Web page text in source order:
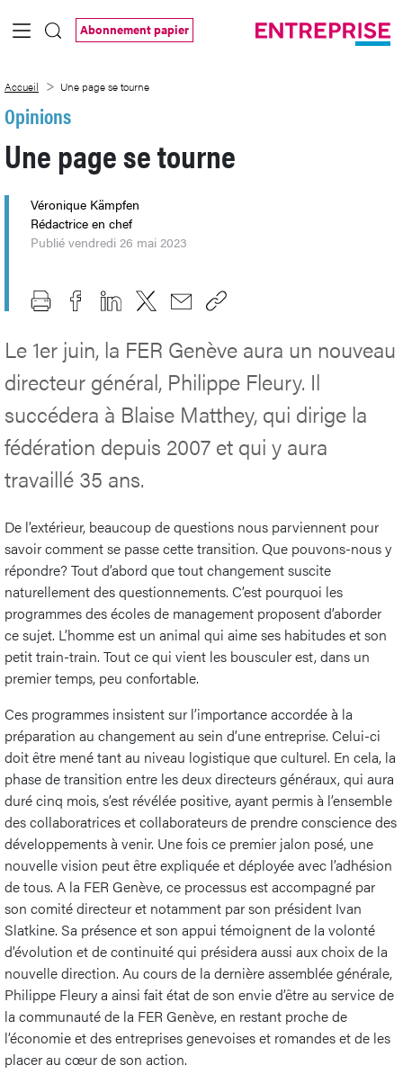
Saut au contenu principal
Abonnement papier
Accueil Une page se tourne
Opinions
Une page se tourne
Véronique Kämpfen
Rédactrice en chef
Publié vendredi 26 mai 2023
Le 1er juin, la FER Genève aura un nouveau
directeur général, Philippe Fleury. Il
succédera à Blaise Matthey, qui dirige la
fédération depuis 2007 et qui y aura
travaillé 35 ans.
De l’extérieur, beaucoup de questions nous parviennent pour
savoir comment se passe cette transition. Que pouvons-nous y
répondre? Tout d’abord que tout changement suscite
naturellement des questionnements. C’est pourquoi les
programmes des écoles de management proposent d’aborder
ce sujet. L’homme est un animal qui aime ses habitudes et son
petit train-train. Tout ce qui vient les bousculer est, dans un
premier temps, peu confortable.
Ces programmes insistent sur l’importance accordée à la
préparation au changement au sein d’une entreprise. Celui-ci
doit être mené tant au niveau logistique que culturel. En cela, la
phase de transition entre les deux directeurs généraux, qui aura
duré cinq mois, s’est révélée positive, ayant permis à l’ensemble
des collaboratrices et collaborateurs de prendre conscience des
développements à venir. Une fois ce premier jalon posé, une
nouvelle vision peut être expliquée et déployée avec l’adhésion
de tous. A la FER Genève, ce processus est accompagné par
son comité directeur et notamment par son président Ivan
Slatkine. Sa présence et son appui témoignent de la volonté
d’évolution et de continuité qui présidera aussi aux choix de la
nouvelle direction. Au cours de la dernière assemblée générale,
Philippe Fleury a ainsi fait état de son envie d’être au service de
la communauté de la FER Genève, en restant proche de
l’économie et des entreprises genevoises et romandes et de les
placer au cœur de son action.